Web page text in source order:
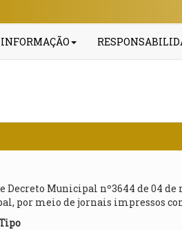
INFORMAÇÃO
Municipal nº3644 de 04
por meio de jornais impressos